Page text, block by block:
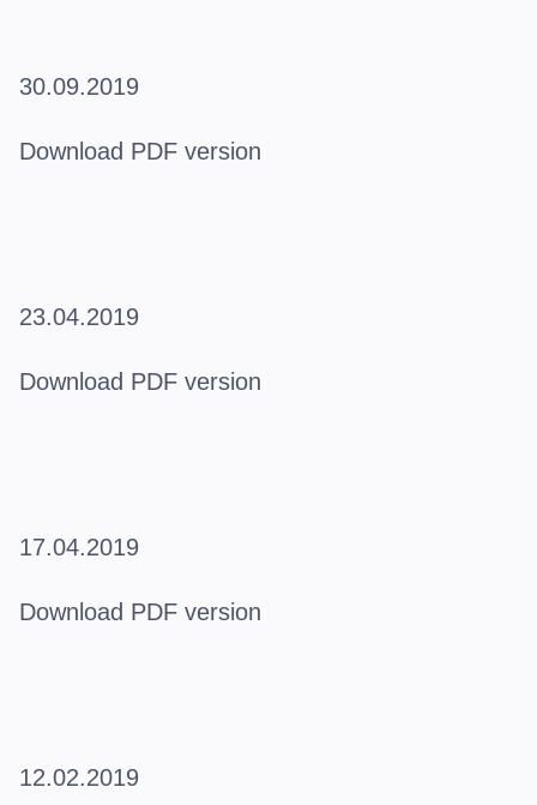
30.09.2019
Download PDF version
23.04.2019
Download PDF version
17.04.2019
Download PDF version
12.02.2019